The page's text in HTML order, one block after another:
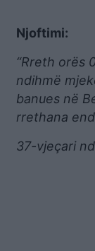
Njoftimi:
“Rreth orës
ndihmë
banues në
rrethana
37-vjeçari